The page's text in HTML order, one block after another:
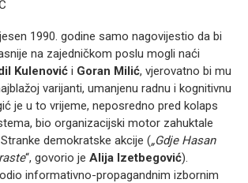
1990. godine samo nagovijestio da bi
na zajedničkom poslu mogli naći
Kulenović i Goran Milić, vjerovatno bi mu
varijanti, umanjenu radnu i kognitivnu
je u to vrijeme, neposredno pred kolaps
bio organizacijski motor zahuktale
demokratske akcije („Gdje Hasan
“, govorio je Alija Izetbegović).
informativno-propagandnim izbornim